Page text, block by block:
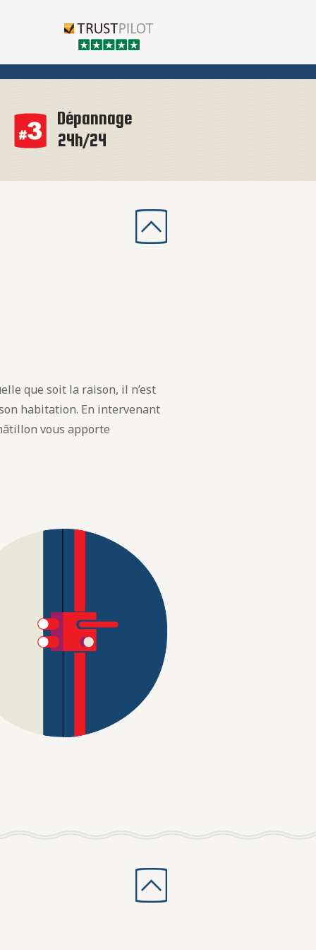
Dépannage
24h/24
que soit la raison, il n’est
habitation. En intervenant
vous apporte